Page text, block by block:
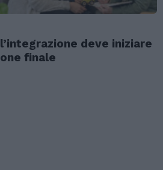
deve iniziare
finale